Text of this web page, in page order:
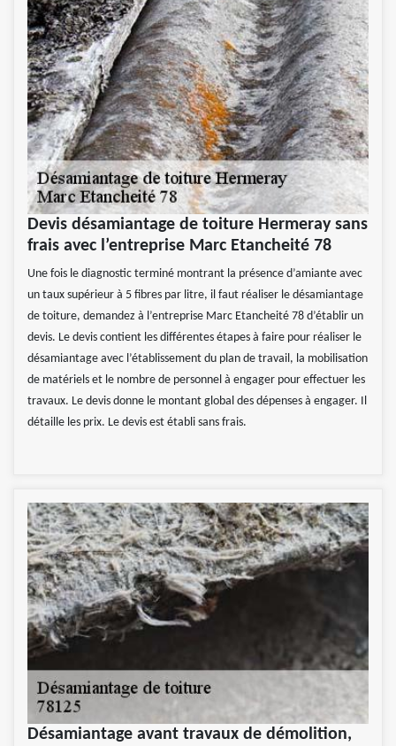
Devis désamiantage de toiture Hermeray sans
frais avec l’entreprise Marc Etancheité 78
Une fois le diagnostic terminé montrant la présence d’amiante avec
un taux supérieur à 5 fibres par litre, il faut réaliser le désamiantage
de toiture, demandez à l’entreprise Marc Etancheité 78 d’établir un
devis. Le devis contient les différentes étapes à faire pour réaliser le
désamiantage avec l’établissement du plan de travail, la mobilisation
de matériels et le nombre de personnel à engager pour effectuer les
travaux. Le devis donne le montant global des dépenses à engager. Il
détaille les prix. Le devis est établi sans frais.
Désamiantage avant travaux de démolition,